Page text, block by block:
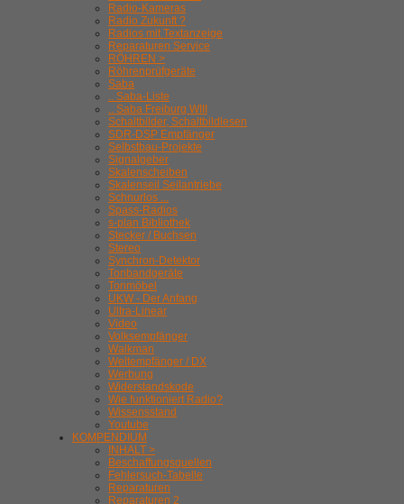
Radio-Kameras
Radio Zukunft ?
Radios mit Textanzeige
Reparaturen Service
RÖHREN >
Röhrenprüfgeräte
Saba
.. Saba-Liste
.. Saba Freiburg WIII
Schaltbilder, Schaltbildlesen
SDR-DSP Empfänger
Selbstbau-Projekte
Signalgeber
Skalenscheiben
Skalenseil Seilantriebe
Schnurlos ...
Spass-Radios
s-plan Bibliothek
Stecker / Buchsen
Stereo
Synchron-Detektor
Tonbandgeräte
Tonmöbel
UKW - Der Anfang
Ultra-Linear
Video
Volksempfänger
Walkman
Weltempfänger / DX
Werbung
Widerstandskode
Wie funktioniert Radio?
Wissensstand
Youtube
KOMPENDIUM
INHALT >
Beschaffungsquellen
Fehlersuch-Tabelle
Reparaturen
Reparaturen 2